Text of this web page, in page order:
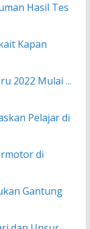
Hasil Tes
Kapan
2022 Mulai ...
Pelajar di
di
Gantung